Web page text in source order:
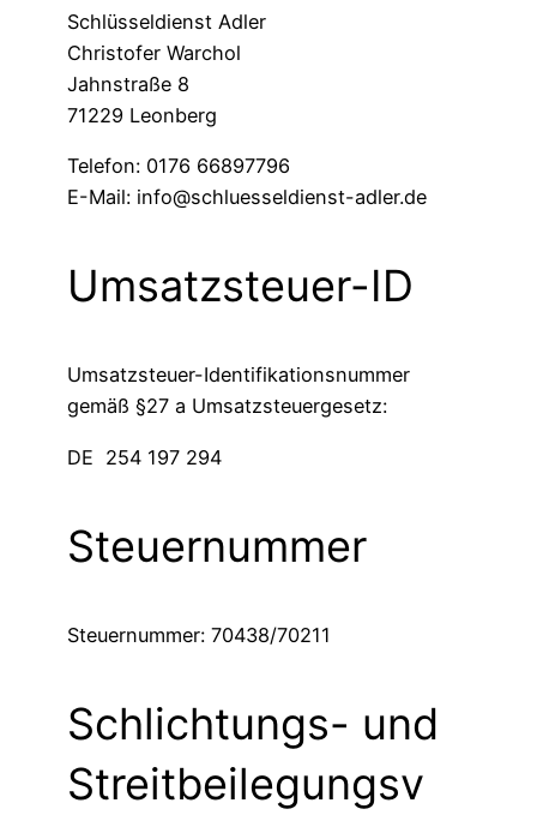
Schlüsseldienst Adler
Christofer Warchol
Jahnstraße 8
71229 Leonberg
Telefon: 0176 66897796
E-Mail: info@schluesseldienst-adler.de
Umsatzsteuer-ID
Umsatzsteuer-Identifikationsnummer
gemäß §27 a Umsatzsteuergesetz:
DE 254 197 294
Steuernummer
Steuernummer: 70438/70211
Schlichtungs- und
Streitbeilegungsv